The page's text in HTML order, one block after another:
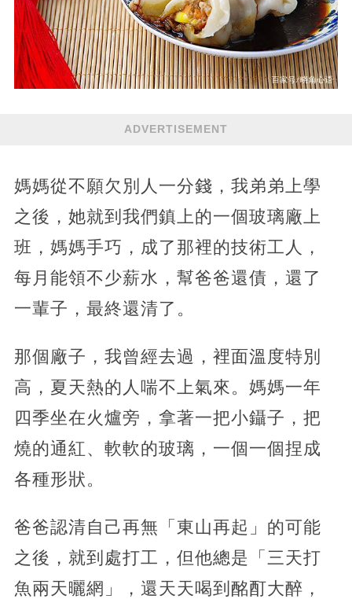
ADVERTISEMENT
媽媽從不願欠別人一分錢，我弟弟上學
之後，她就到我們鎮上的一個玻璃廠上
班，媽媽手巧，成了那裡的技術工人，
每月能領不少薪水，幫爸爸還債，還了
一輩子，最終還清了。
那個廠子，我曾經去過，裡面溫度特別
高，夏天熱的人喘不上氣來。媽媽一年
四季坐在火爐旁，拿著一把小鑷子，把
燒的通紅、軟軟的玻璃，一個一個捏成
各種形狀。
爸爸認清自己再無「東山再起」的可能
之後，就到處打工，但他總是「三天打
魚兩天曬網」，還天天喝到酩酊大醉，